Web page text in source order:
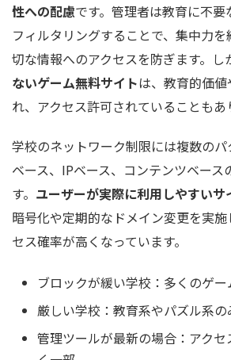
性への配慮です。管理者は教育に不
フィルタリングすることで、集中力
切な情報へのアクセスを防ぎます。し
ないゲーム無料サイトは、教育的価
れ、アクセス許可されていることもあ
学校のネットワーク制限には複数の
ベース、IPベース、コンテンツベース
す。 ユーザーが実際に利用しやすいサ
暗号化や定期的なドメイン変更を実
セス確率が高くなっています。
ブロックが緩い学校：多くのゲ
厳しい学校：教育系やパズル系
管理ツールが最新の場合：アク